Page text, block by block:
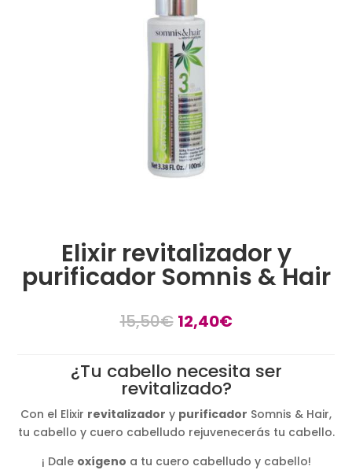
Elixir revitalizador y
purificador Somnis & Hair
15,50€ 12,40€
¿Tu cabello necesita ser
revitalizado?
Con el Elixir revitalizador y purificador Somnis & Hair,
tu cabello y cuero cabelludo rejuvenecerás tu cabello.
¡ Dale oxígeno a tu cuero cabelludo y cabello!